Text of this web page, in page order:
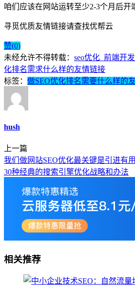
咱们应该在网站运转至少2-3个月后开
寻觅优质友情链接请查找优帮云
赞(0)
未经允许不得转载： seo优化_前端开
化排名需求什么样的友情链接
标签： 做SEO优化排名需要什么样的
hush
上一篇
我们做网站SEO优化最关键是引进有
30种经典的搜索引擎优化战略和办法
相关推荐